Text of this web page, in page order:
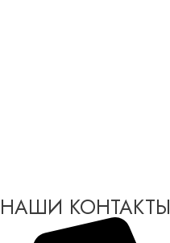
НАШИ КОНТАКТЫ